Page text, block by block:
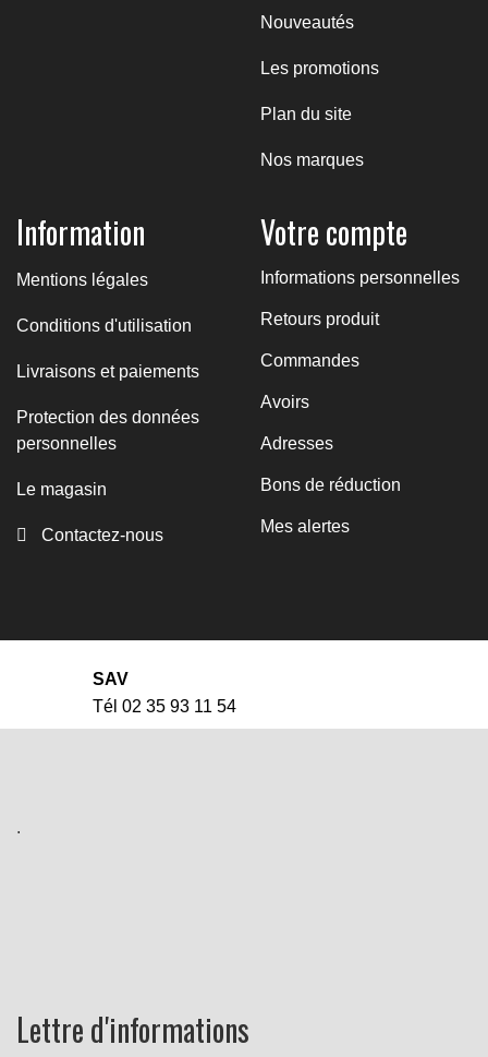
Nouveautés
Les promotions
Plan du site
Nos marques
Information
Mentions légales
Conditions d'utilisation
Livraisons et paiements
Protection des données
personnelles
Le magasin
Contactez-nous
Votre compte
Informations personnelles
Retours produit
Commandes
Avoirs
Adresses
Bons de réduction
Mes alertes
SAV
Tél 02 35 93 11 54
.
Lettre d'informations